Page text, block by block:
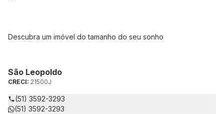
Descubra um imóvel do tamanho do seu sonho
São Leopoldo
CRECI: 21500J
(51) 3592-3293
(51) 3592-3293